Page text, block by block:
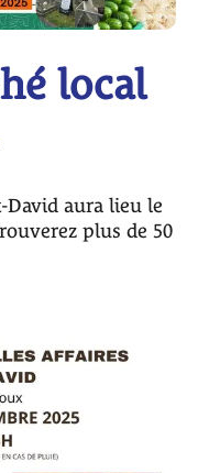
local
David aura lieu le
plus de 50